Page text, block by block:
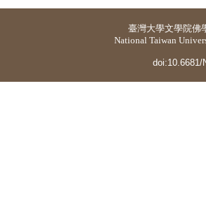
臺灣大學文學院佛
National Taiwan
doi:10.6681/